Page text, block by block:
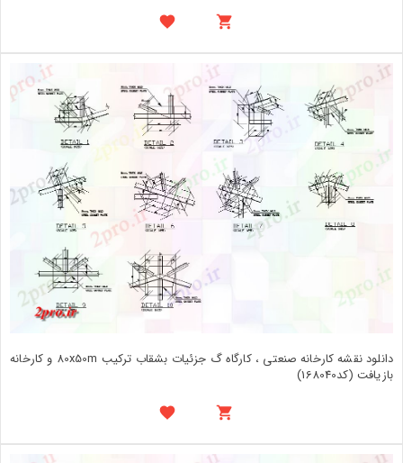
دانلود نقشه کارخانه صنعتی ، کارگاه گ جزئیات بشقاب ترکیب 80x50m و کارخانه
بازیافت (کد168040)